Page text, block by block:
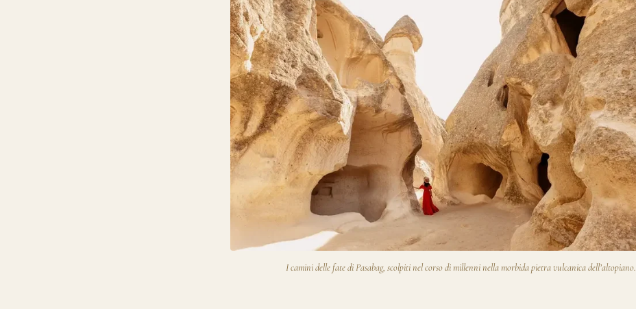
I camini delle fate di Pasabag, scolpiti nel corso di millenni nella morbida pietra vulcanica dell’altopiano.